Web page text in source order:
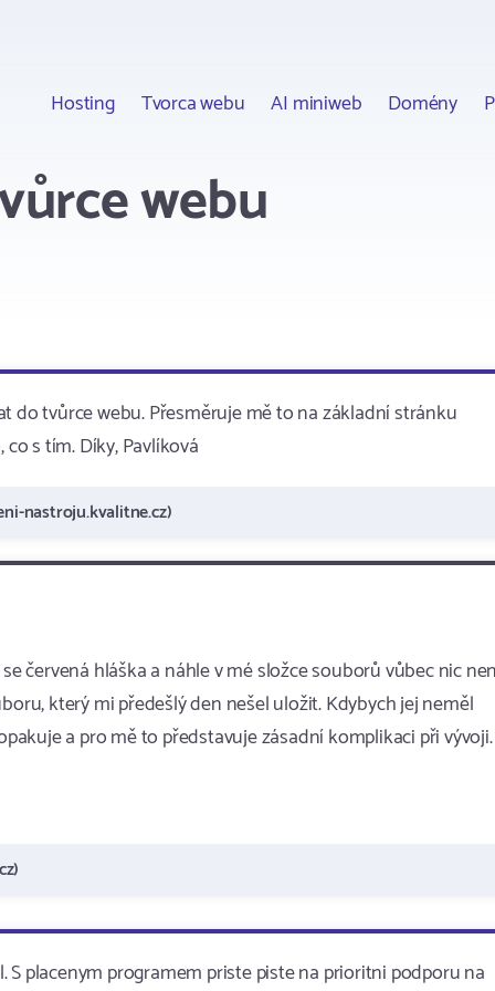
Hosting Tvorca webu AI miniweb Domény
webu
do tvůrce webu. Přesměruje mě to na základní stránku
s tím. Díky, Pavlíková
nastroju.kvalitne.cz)
červená hláška a náhle v mé složce souborů vůbec nic
který mi předešlý den nešel uložit. Kdybych jej neměl
a pro mě to představuje zásadní komplikaci při vývoji.
placenym programem priste piste na prioritni podporu na